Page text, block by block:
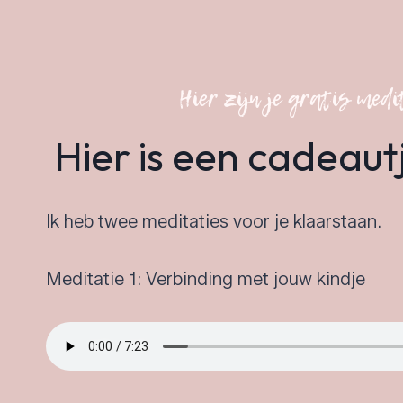
Hier zijn je gratis
Hier is een
Ik heb twee meditaties voor je klaarstaan.
Meditatie 1: Verbinding met jouw kindje